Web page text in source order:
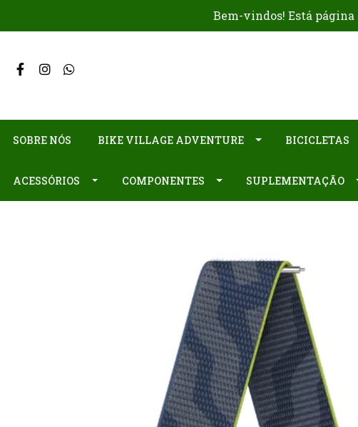
Bem-vindos! Está
SOBRE NÓS BIKE VILLAGE ADVENTURE BICICLETAS
ACESSÓRIOS COMPONENTES SUPLEMENTAÇÃO